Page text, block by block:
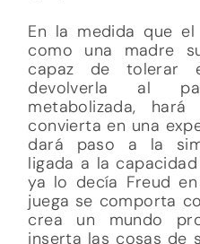
En la medida que
como una madre
capaz de tolerar
devolverla al
metabolizada,
convierta en una
dará paso a la
ligada a la
ya lo decía Freud
juega se comporta
crea un mundo
inserta las cosas de